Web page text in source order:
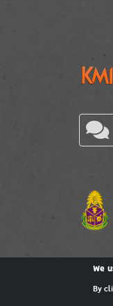
Image
Image
We
By